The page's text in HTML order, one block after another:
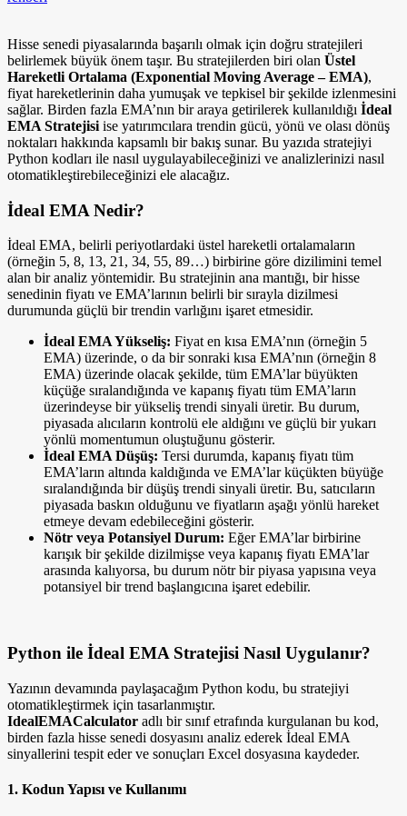
Hisse senedi piyasalarında başarılı olmak için doğru stratejileri
belirlemek büyük önem taşır. Bu stratejilerden biri olan Üstel
Hareketli Ortalama (Exponential Moving Average – EMA),
fiyat hareketlerinin daha yumuşak ve tepkisel bir şekilde izlenmesini
sağlar. Birden fazla EMA’nın bir araya getirilerek kullanıldığı İdeal
EMA Stratejisi ise yatırımcılara trendin gücü, yönü ve olası dönüş
noktaları hakkında kapsamlı bir bakış sunar. Bu yazıda stratejiyi
Python kodları ile nasıl uygulayabileceğinizi ve analizlerinizi nasıl
otomatikleştirebileceğinizi ele alacağız.
İdeal EMA Nedir?
İdeal EMA, belirli periyotlardaki üstel hareketli ortalamaların
(örneğin 5, 8, 13, 21, 34, 55, 89…) birbirine göre dizilimini temel
alan bir analiz yöntemidir. Bu stratejinin ana mantığı, bir hisse
senedinin fiyatı ve EMA’larının belirli bir sırayla dizilmesi
durumunda güçlü bir trendin varlığını işaret etmesidir.
İdeal EMA Yükseliş: Fiyat en kısa EMA’nın (örneğin 5
EMA) üzerinde, o da bir sonraki kısa EMA’nın (örneğin 8
EMA) üzerinde olacak şekilde, tüm EMA’lar büyükten
küçüğe sıralandığında ve kapanış fiyatı tüm EMA’ların
üzerindeyse bir yükseliş trendi sinyali üretir. Bu durum,
piyasada alıcıların kontrolü ele aldığını ve güçlü bir yukarı
yönlü momentumun oluştuğunu gösterir.
İdeal EMA Düşüş: Tersi durumda, kapanış fiyatı tüm
EMA’ların altında kaldığında ve EMA’lar küçükten büyüğe
sıralandığında bir düşüş trendi sinyali üretir. Bu, satıcıların
piyasada baskın olduğunu ve fiyatların aşağı yönlü hareket
etmeye devam edebileceğini gösterir.
Nötr veya Potansiyel Durum: Eğer EMA’lar birbirine
karışık bir şekilde dizilmişse veya kapanış fiyatı EMA’lar
arasında kalıyorsa, bu durum nötr bir piyasa yapısına veya
potansiyel bir trend başlangıcına işaret edebilir.
Python ile İdeal EMA Stratejisi Nasıl Uygulanır?
Yazının devamında paylaşacağım Python kodu, bu stratejiyi
otomatikleştirmek için tasarlanmıştır.
IdealEMACalculator adlı bir sınıf etrafında kurgulanan bu kod,
birden fazla hisse senedi dosyasını analiz ederek İdeal EMA
sinyallerini tespit eder ve sonuçları Excel dosyasına kaydeder.
1. Kodun Yapısı ve Kullanımı